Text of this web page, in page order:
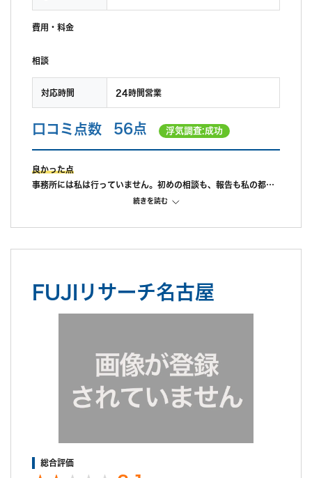
費用・料金
相談
対応時間 24時間営業
口コミ点数 56点 浮気調査:成功
良かった点
事務所には私は行っていません。初めの相談も、報告も私の都合
に合わせて県南まで来てくれました。ここの点は良かったです。
たです。
るところです。
ールで連絡したところ、すぐに折り返し電話があり、私の希望日
に合わせるのが難しいと言われ、報告が2週間以上先でないと難
しいと言われました。(探偵期間終了から1ヶ月以上先になると。)
私がムッとしたところ、数日後に再度連絡すると。
融通がきくなら初めからそうして欲しいです。こっちは何百万も
支払ってるのに、無駄に1ヶ月も待たされるところでした。最後
の最後に信用がガタ落ちでした。
続きを読む
FUJIリサーチ名古屋
総合評価